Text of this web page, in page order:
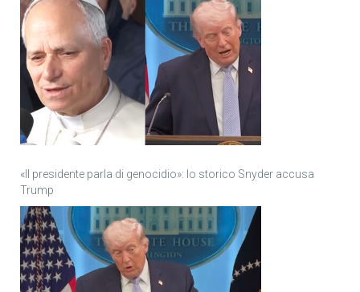
«Il presidente parla di genocidio»: lo storico Snyder accusa
Trump